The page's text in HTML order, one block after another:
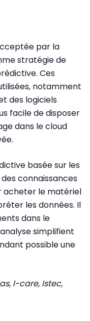
par la
stratégie de
Ces
notamment
des logiciels
facile de disposer
dans le cloud
basée sur les
connaissances
acheter le matériel
les données. Il
dans le
simplifient
possible une
I-care, Istec,